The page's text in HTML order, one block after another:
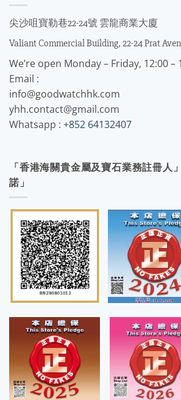
尖沙咀寶勒巷22-24號 雲龍商業大廈
Valiant Commercial Building, 22-24 Prat
We’re open Monday – Friday, 12:00 –
Email :
info@goodwatchhk.com
yhh.contact@gmail.com
Whatsapp : +852 64132407
「香港海關貴金屬及寶石業務註冊人
諾」